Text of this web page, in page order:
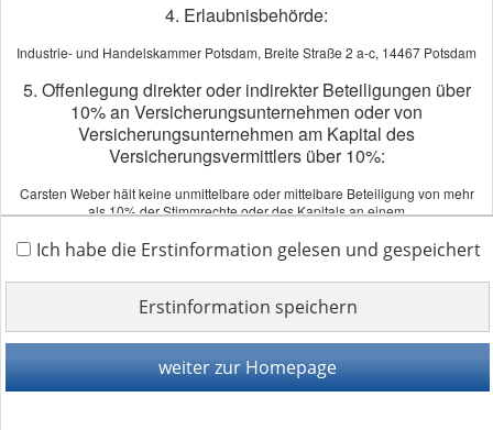
Partner der HEK
Bei annähernd gleichem Beitrag unterscheiden sich die
Ersatzkassen in Ihren Leistungen. Die HEK besticht durch
Extraleistungen, die sie aus dem Markt der Ersatzkassen
Gerne zeigen wir Ihnen die Unterschiede der Ersatzkassen auf.
Impressum·Rechtliche Hinweise·Datenschutz·
Erstinformation·Beschwerden·Cookies
4. Erlaubnisbehörde:
Industrie- und Handelskammer Potsdam, Breite Straße 2 a-c, 14467 Potsdam
5. Offenlegung direkter oder indirekter Beteiligungen über
10% an Versicherungsunternehmen oder von
Versicherungsunternehmen am Kapital des
Versicherungsvermittlers über 10%:
Carsten Weber hält keine unmittelbare oder mittelbare Beteiligung von mehr
als 10% der Stimmrechte oder des Kapitals an einem
Ein Versicherungsunternehmen hält keine mittelbare oder unmittelbare
Beteiligung von mehr als 10% der Stimmrechte oder des Kapitals an Carsten
Weber.
6. Schlichtungsstellen:
Postfach 08 06 32, 10006 Berlin
Tel.: 0800 3696000 (kostenfrei aus deutschen Telefonnetzen)
Ich habe die Erstinformation gelesen und gespeichert
Erstinformation speichern
weiter zur Homepage